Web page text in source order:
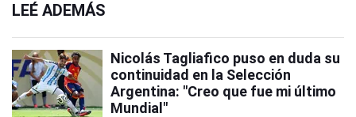
LEÉ ADEMÁS
Nicolás Tagliafico puso en duda su
continuidad en la Selección
Argentina: "Creo que fue mi último
Mundial"